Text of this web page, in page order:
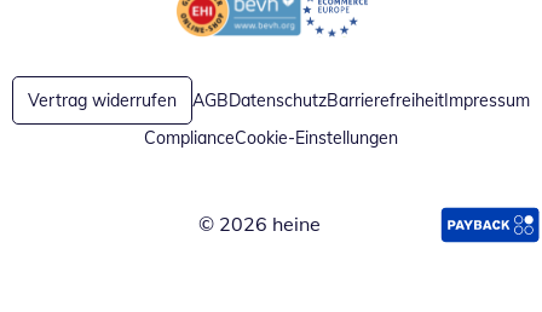
Öffnet in neuem FensterÖffnet in neuem Fenster
Vertrag widerrufen AGBDatenschutzBarrierefreiheitImpressum
ComplianceCookie-Einstellungen
© 2026 heine